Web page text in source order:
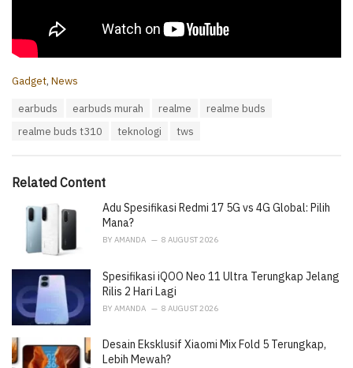
C
i
Gadget, News
earbuds earbuds murah realme
realme buds
realme buds t310
teknologi tws
Related Content
Adu Spesifikasi Redmi 17 5G vs 4G Global: Pilih
Mana?
BY AMANDA 8 AUGUST 2026
Spesifikasi iQOO Neo 11 Ultra Terungkap Jelang
Rilis 2 Hari Lagi
BY AMANDA 8 AUGUST 2026
Desain Eksklusif Xiaomi Mix Fold 5 Terungkap,
Lebih Mewah?